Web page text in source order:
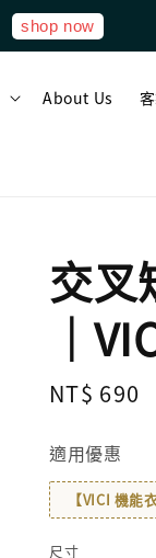
shop now
About Us
交叉
｜
Regular
NT$ 690
適用優惠
【VICI 機能
尺寸